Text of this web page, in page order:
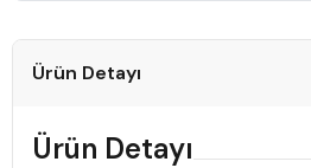
Ürün Detayı
Ürün Detayı